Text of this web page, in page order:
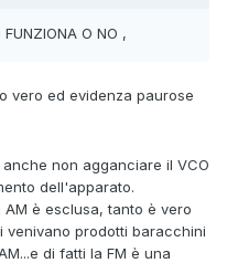
O NO ,
vero ed evidenza paurose
non agganciare il VCO
dell'apparato.
AM è esclusa, tanto è vero
venivano prodotti baracchini
di fatti la FM è una